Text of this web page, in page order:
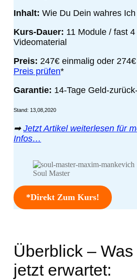
Inhalt: Wie Du Dein wahres
Kurs-Dauer: 11 Module / fast
Videomaterial
Preis: 247€ einmalig oder
Preis prüfen*
Garantie: 14-Tage Geld-
Stand: 13,08,2020
➡ Jetzt Artikel weiterlesen für
Infos…
Soul Master
*Direkt Zum Kurs!
Überblick – Was
jetzt erwartet: